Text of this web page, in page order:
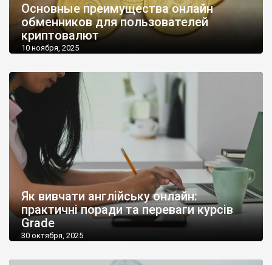
Основные преимущества онлайн
обменников для пользователей
криптовалют
10 ноября, 2025
Як вивчати англійську онлайн:
практичні поради та переваги курсів
Grade
30 октября, 2025